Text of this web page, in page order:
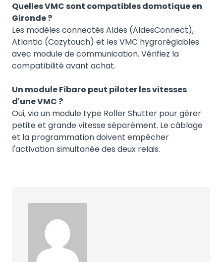
Quelles VMC sont compatibles domotique en
Gironde ?
Les modèles connectés Aldes (AldesConnect),
Atlantic (Cozytouch) et les VMC hygroréglables
avec module de communication. Vérifiez la
compatibilité avant achat.
Un module Fibaro peut piloter les vitesses
d'une VMC ?
Oui, via un module type Roller Shutter pour gérer
petite et grande vitesse séparément. Le câblage
et la programmation doivent empêcher
l'activation simultanée des deux relais.